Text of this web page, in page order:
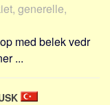
generelle,
med belek vedr
...